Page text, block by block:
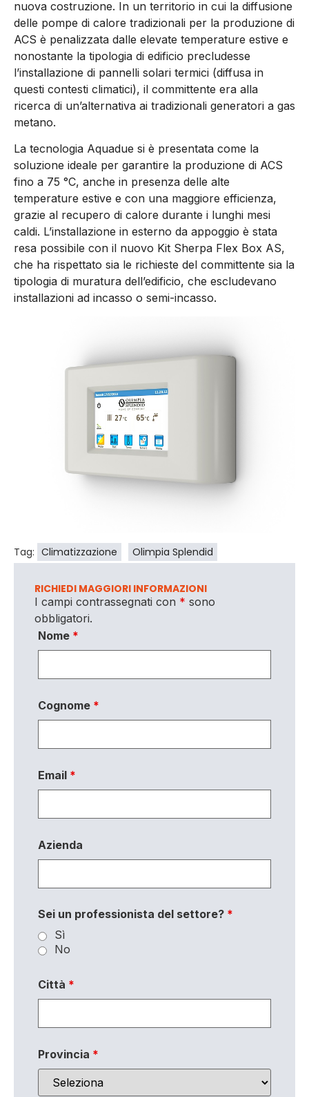
nuova costruzione. In un territorio in cui la diffusione
delle pompe di calore tradizionali per la produzione di
ACS è penalizzata dalle elevate temperature estive e
nonostante la tipologia di edificio precludesse
l’installazione di pannelli solari termici (diffusa in
questi contesti climatici), il committente era alla
ricerca di un’alternativa ai tradizionali generatori a gas
metano.
La tecnologia Aquadue si è presentata come la
soluzione ideale per garantire la produzione di ACS
fino a 75 °C, anche in presenza delle alte
temperature estive e con una maggiore efficienza,
grazie al recupero di calore durante i lunghi mesi
caldi. L’installazione in esterno da appoggio è stata
resa possibile con il nuovo Kit Sherpa Flex Box AS,
che ha rispettato sia le richieste del committente sia la
tipologia di muratura dell’edificio, che escludevano
installazioni ad incasso o semi-incasso.
Tag: Climatizzazione Olimpia Splendid
RICHIEDI MAGGIORI INFORMAZIONI
I campi contrassegnati con * sono
obbligatori.
Nome *
Cognome *
Email *
Azienda
Sei un professionista del settore? *
Sì
No
Città *
Provincia *